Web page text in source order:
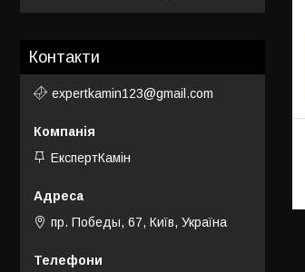
Контакти
expertkamin123@gmail.com
ЕкспертКамін
пр. Победы, 67, Київ, Україна